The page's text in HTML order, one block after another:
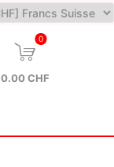
0
0.00 CHF